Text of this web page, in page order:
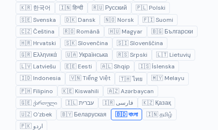
🇰🇷 한국어
🇮🇳 हिन्दी 🇷🇺 Русский
🇵🇱 Polski
🇸🇪 Svenska
🇩🇰 Dansk 🇳🇴 Norsk
🇫🇮 Suomi
🇨🇿 Čeština
🇷🇴 Română 🇭🇺 Magyar
🇧🇬 Български
🇭🇷 Hrvatski
🇸🇰 Slovenčina
🇸🇮 Slovenščina
🇬🇷 Ελληνικά
🇺🇦 Українська 🇷🇸 Srpski
🇱🇹 Lietuvių
🇱🇻 Latviešu
🇪🇪 Eesti 🇦🇱 Shqip
🇮🇸 Íslenska
🇮🇩 Indonesia
🇻🇳 Tiếng Việt 🇹🇭 ไทย
🇲🇾 Melayu
🇵🇭 Filipino
🇰🇪 Kiswahili
🇦🇿 Azərbaycan
🇬🇪 ქართული
🇮🇱 עברית 🇮🇷 فارسی
🇰🇿 Қазақ
🇺🇿 O'zbek
🇧🇾 Беларуская 🇧🇩 বাংলা
🇮🇳 தமிழ்
🇵🇰 اردو